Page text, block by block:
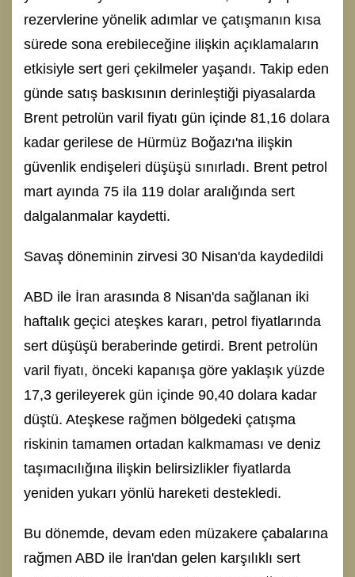
rezervlerine yönelik adımlar ve çatışmanın kısa
sürede sona erebileceğine ilişkin açıklamaların
etkisiyle sert geri çekilmeler yaşandı. Takip eden
günde satış baskısının derinleştiği piyasalarda
Brent petrolün varil fiyatı gün içinde 81,16 dolara
kadar gerilese de Hürmüz Boğazı'na ilişkin
güvenlik endişeleri düşüşü sınırladı. Brent petrol
mart ayında 75 ila 119 dolar aralığında sert
dalgalanmalar kaydetti.
Savaş döneminin zirvesi 30 Nisan'da kaydedildi
ABD ile İran arasında 8 Nisan'da sağlanan iki
haftalık geçici ateşkes kararı, petrol fiyatlarında
sert düşüşü beraberinde getirdi. Brent petrolün
varil fiyatı, önceki kapanışa göre yaklaşık yüzde
17,3 gerileyerek gün içinde 90,40 dolara kadar
düştü. Ateşkese rağmen bölgedeki çatışma
riskinin tamamen ortadan kalkmaması ve deniz
taşımacılığına ilişkin belirsizlikler fiyatlarda
yeniden yukarı yönlü hareketi destekledi.
Bu dönemde, devam eden müzakere çabalarına
rağmen ABD ile İran'dan gelen karşılıklı sert